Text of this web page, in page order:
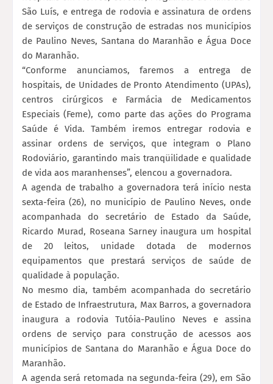
São Luís, e entrega de rodovia e assinatura de ordens
de serviços de construção de estradas nos municípios
de Paulino Neves, Santana do Maranhão e Água Doce
do Maranhão.
“Conforme anunciamos, faremos a entrega de
hospitais, de Unidades de Pronto Atendimento (UPAs),
centros cirúrgicos e Farmácia de Medicamentos
Especiais (Feme), como parte das ações do Programa
Saúde é Vida. Também iremos entregar rodovia e
assinar ordens de serviços, que integram o Plano
Rodoviário, garantindo mais tranqüilidade e qualidade
de vida aos maranhenses”, elencou a governadora.
A agenda de trabalho a governadora terá início nesta
sexta-feira (26), no município de Paulino Neves, onde
acompanhada do secretário de Estado da Saúde,
Ricardo Murad, Roseana Sarney inaugura um hospital
de 20 leitos, unidade dotada de modernos
equipamentos que prestará serviços de saúde de
qualidade à população.
No mesmo dia, também acompanhada do secretário
de Estado de Infraestrutura, Max Barros, a governadora
inaugura a rodovia Tutóia-Paulino Neves e assina
ordens de serviço para construção de acessos aos
municípios de Santana do Maranhão e Água Doce do
Maranhão.
A agenda será retomada na segunda-feira (29), em São